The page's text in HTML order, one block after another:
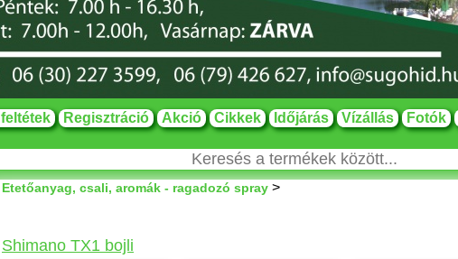
Regisztráció Akció Cikkek Időjárás Vízállás Fotók
Etetőanyag, csali, aromák - ragadozó spray >
Shimano TX1 bojli